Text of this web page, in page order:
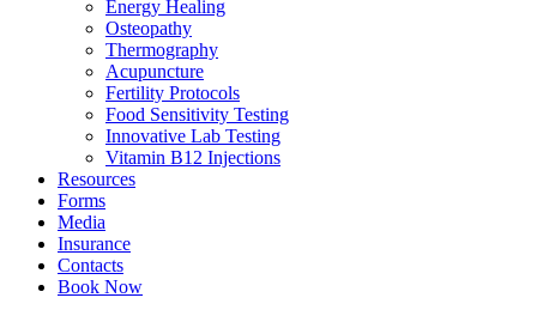
Energy Healing
Osteopathy
Thermography
Acupuncture
Fertility Protocols
Food Sensitivity Testing
Innovative Lab Testing
Vitamin B12 Injections
Resources
Forms
Media
Insurance
Contacts
Book Now